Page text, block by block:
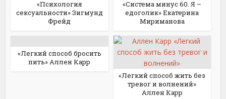
«Психология
сексуальности» Зигмунд
Фрейд
«Система минус 60. Я –
едоголик» Екатерина
Мириманова
«Легкий способ бросить
пить» Аллен Карр
«Легкий способ жить без
тревог и волнений»
Аллен Карр